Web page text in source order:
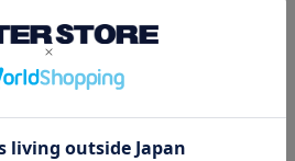
ズ着用
ウォッシャブルVネック半袖ニット/全7色
CavariA(キャバリア)サイドスリッ